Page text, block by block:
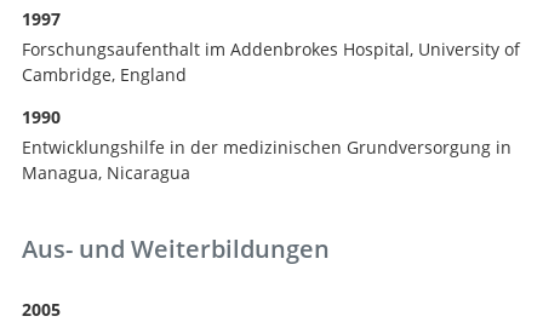
1997
Forschungsaufenthalt im Addenbrokes Hospital, University of
Cambridge, England
1990
Entwicklungshilfe in der medizinischen Grundversorgung in
Managua, Nicaragua
Aus- und Weiterbildungen
2005